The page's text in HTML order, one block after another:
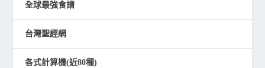
全球最強食譜
台灣聖經網
各式計算機(近80種)